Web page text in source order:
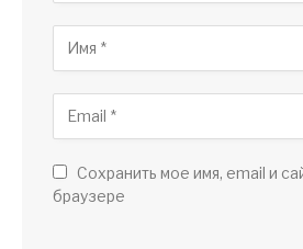
Сохранить мое имя, email и
браузере